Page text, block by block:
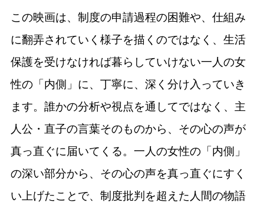
この映画は、制度の申請過程の困難や、仕組み
に翻弄されていく様子を描くのではなく、生活
保護を受けなければ暮らしていけない一人の女
性の「内側」に、丁寧に、深く分け入っていき
ます。誰かの分析や視点を通してではなく、主
人公・直子の言葉そのものから、その心の声が
真っ直ぐに届いてくる。一人の女性の「内側」
の深い部分から、その心の声を真っ直ぐにすく
い上げたことで、制度批判を超えた人間の物語